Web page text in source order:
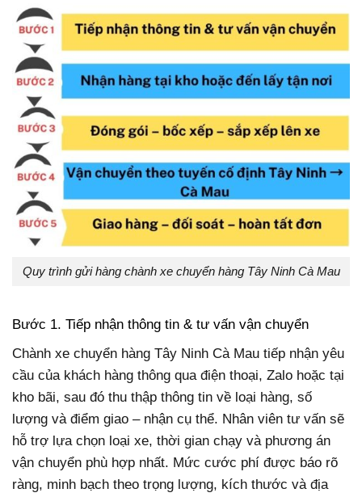
Quy trình gửi hàng chành xe chuyển hàng Tây Ninh Cà Mau
Bước 1. Tiếp nhận thông tin & tư vấn vận chuyển
Chành xe chuyển hàng Tây Ninh Cà Mau tiếp nhận yêu
cầu của khách hàng thông qua điện thoại, Zalo hoặc tại
kho bãi, sau đó thu thập thông tin về loại hàng, số
lượng và điểm giao – nhận cụ thể. Nhân viên tư vấn sẽ
hỗ trợ lựa chọn loại xe, thời gian chạy và phương án
vận chuyển phù hợp nhất. Mức cước phí được báo rõ
ràng, minh bạch theo trọng lượng, kích thước và địa